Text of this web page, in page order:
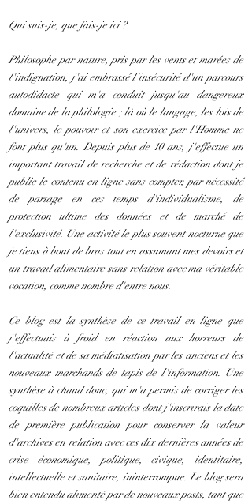
Qui suis-je, que fais-je ici ?
Philosophe par nature, pris par les vents et marées de
l'indignation, j'ai embrassé l'insécurité d'un parcours
autodidacte qui m'a conduit jusqu'au dangereux
domaine de la philologie ; là où le langage, les lois de
l'univers, le pouvoir et son exercice par l'Homme ne
font plus qu'un. Depuis plus de 10 ans, j'effectue un
important travail de recherche et de rédaction dont je
publie le contenu en ligne sans compter, par nécessité
de partage en ces temps d'individualisme, de
protection ultime des données et de marché de
l'exclusivité. Une activité le plus souvent nocturne que
je tiens à bout de bras tout en assumant mes devoirs et
un travail alimentaire sans relation avec ma véritable
vocation, comme nombre d'entre nous.
Ce blog est la synthèse de ce travail en ligne que
j'effectuais à froid en réaction aux horreurs de
l'actualité et de sa médiatisation par les anciens et les
nouveaux marchands de tapis de l'information. Une
synthèse à chaud donc, qui m'a permis de corriger les
coquilles de nombreux articles dont j'inscrirais la date
de première publication pour conserver la valeur
d'archives en relation avec ces dix dernières années de
crise économique, politique, civique, identitaire,
intellectuelle et sanitaire, ininterrompue. Le blog sera
bien entendu alimenté par de nouveaux posts, tant que